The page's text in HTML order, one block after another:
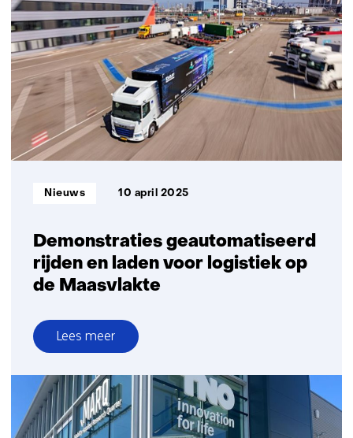
zijn
deuren:
een
plek
om
samen
te
werken
aan
mobiliteit
de
toekomst
Demonstraties geautomatiseerd
rijden en laden voor logistiek op
de Maasvlakte
Informatietype:
Nieuws 10 april 2025
Lees meer
over
Demonstraties
geautomatiseerd
rijden
en